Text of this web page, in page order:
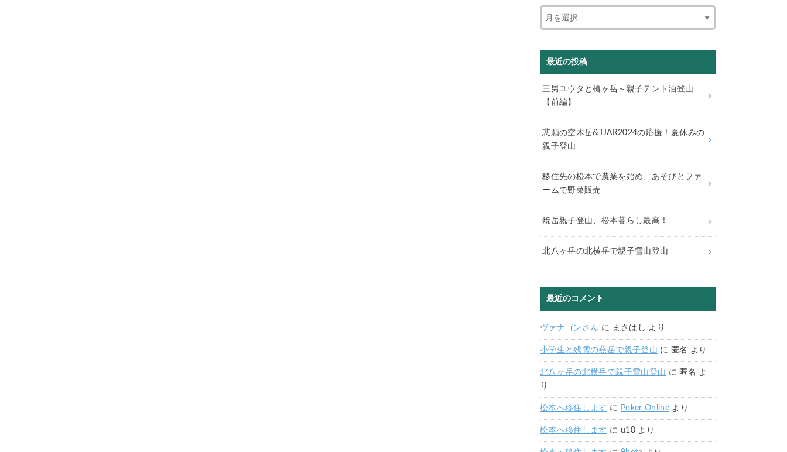
最近の投稿
三男ユウタと槍ヶ岳～親子テント泊登山
【前編】
悲願の空木岳&TJAR2024の応援！夏休みの
親子登山
移住先の松本で農業を始め、あそびとファ
ームで野菜販売
焼岳親子登山、松本暮らし最高！
北八ヶ岳の北横岳で親子雪山登山
最近のコメント
ヴァナゴンさん に まさはし より
小学生と残雪の燕岳で親子登山 に 匿名 より
北八ヶ岳の北横岳で親子雪山登山 に 匿名 よ
り
松本へ移住します に Poker Online より
松本へ移住します に u10より